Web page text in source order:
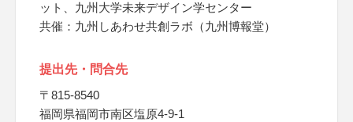
ット、九州大学未来デザイン学センター
共催：九州しあわせ共創ラボ（九州博報堂）
提出先・問合先
〒815-8540
福岡県福岡市南区塩原4-9-1